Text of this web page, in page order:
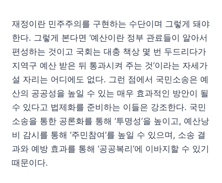
재정이란 민주주의를 구현하는 수단이며 그렇게 돼야
한다. 그렇게 본다면 ‘예산이란 정부 관료들이 알아서
편성하는 것이고 국회는 대충 책상 몇 번 두드리다가
지역구 예산 받은 뒤 통과시켜 주는 것’이라는 자세가
설 자리는 어디에도 없다. 그런 점에서 국민소송은 예
산의 공공성을 높일 수 있는 매우 효과적인 방안이 될
수 있다고 법제화를 준비하는 이들은 강조한다. 국민
소송을 통한 공론화를 통해 ‘투명성’을 높이고, 예산낭
비 감시를 통해 ‘주민참여’를 높일 수 있으며, 소송 결
과와 예방 효과를 통해 ‘공공복리’에 이바지할 수 있기
때문이다.